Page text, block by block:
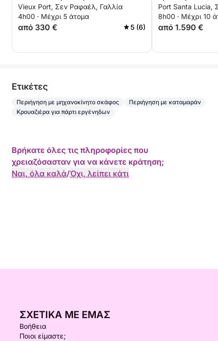
μηχανοκίνητο σκάφος.
Καπετάνιος και καύσιμα
περιλαμβάνονται.
Vieux Port, Σεν Ραφαέλ, Γαλλία
4h00 · Μέχρι 5 άτομα
από 330 € 5 (6)
στο πρόγραμμα
Port Santa Lucia,
8h00 · Μέχρι 10
από 1.590 €
Eτικέτες
Περιήγηση με μηχανοκίνητο σκάφος
Περιήγηση με καταμαράν
Κρουαζιέρα για πάρτι εργένηδων
Βρήκατε όλες τις πληροφορίες που
χρειαζόσασταν για να κάνετε κράτηση;
Ναι, όλα καλά/Όχι, λείπει κάτι
ΣΧΕΤΙΚΆ ΜΕ ΕΜΆΣ
Βοήθεια
Ποιοι είμαστε;